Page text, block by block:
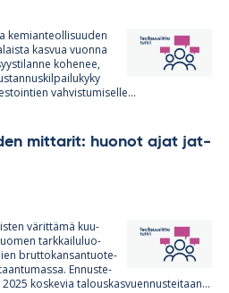
ke­mian­teol­li­suu­den
kas­vua vuonna
ko­he­nee,
vah­vis­tu­mi­selle...
mit­ta­rit: huo­not ajat jat­
vä­rit­tämä kuu­
tark­kai­lu­luo­
brut­to­kan­san­tuo­te­
En­nus­te­
kos­ke­via ta­lous­kas­vuen­nus­tei­taan...